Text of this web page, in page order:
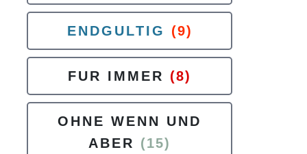
ENDGULTIG (9)
FUR IMMER (8)
OHNE WENN UND
ABER (15)